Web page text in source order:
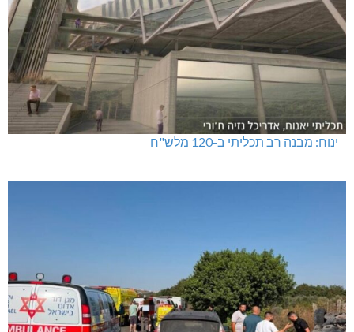
ינוח: מבנה רב תכליתי ב-120 מלש"ח